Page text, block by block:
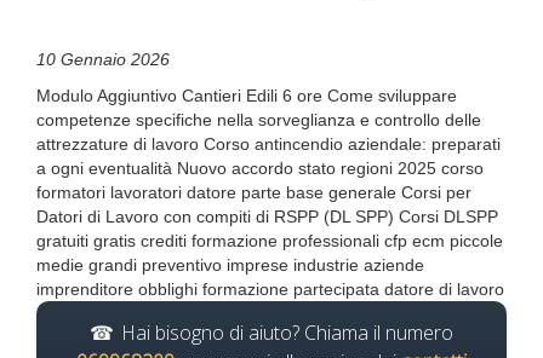
10 Gennaio 2026
Modulo Aggiuntivo Cantieri Edili 6 ore Come sviluppare
competenze specifiche nella sorveglianza e controllo delle
attrezzature di lavoro Corso antincendio aziendale: preparati
a ogni eventualità Nuovo accordo stato regioni 2025 corso
formatori lavoratori datore parte base generale Corsi per
Datori di Lavoro con compiti di RSPP (DL SPP) Corsi DLSPP
gratuiti gratis crediti formazione professionali cfp ecm piccole
medie grandi preventivo imprese industrie aziende
imprenditore obblighi formazione partecipata datore di lavoro
Hai bisogno di aiuto? Chiama il numero